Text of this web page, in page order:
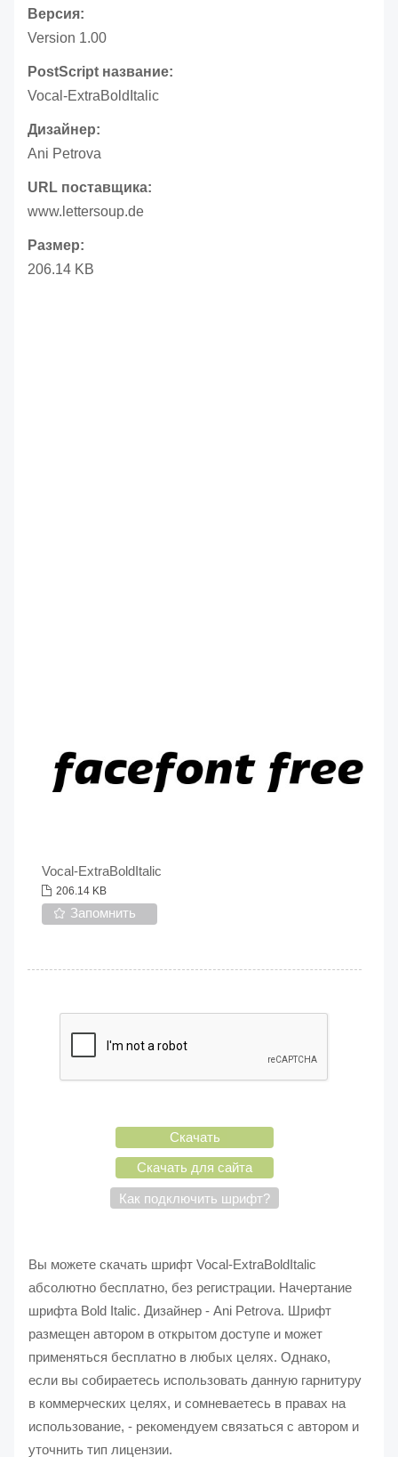
Версия:
Version 1.00
PostScript название:
Vocal-ExtraBoldItalic
Дизайнер:
Ani Petrova
URL поставщика:
www.lettersoup.de
Размер:
206.14 KB
Vocal-ExtraBoldItalic
206.14 KB
Запомнить
Скачать
Скачать для сайта
Как подключить шрифт?
Вы можете скачать шрифт Vocal-ExtraBoldItalic
абсолютно бесплатно, без регистрации. Начертание
шрифта Bold Italic. Дизайнер - Ani Petrova. Шрифт
размещен автором в открытом доступе и может
применяться бесплатно в любых целях. Однако,
если вы собираетесь использовать данную гарнитуру
в коммерческих целях, и сомневаетесь в правах на
использование, - рекомендуем связаться с автором и
уточнить тип лицензии.